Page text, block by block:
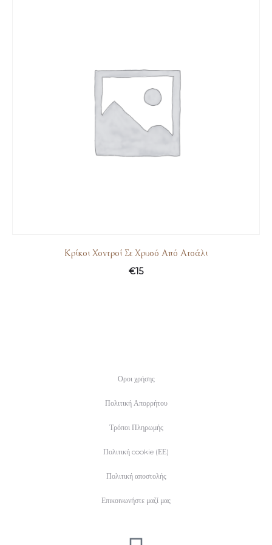
Κρίκοι Χοντροί Σε Χρυσό Από Ατσάλι
€15
Οροι χρήσης
Πολιτική Απορρήτου
Τρόποι Πληρωμής
Πολιτική cookie (ΕΕ)
Πολιτική αποστολής
Επικοινωνήστε μαζί μας